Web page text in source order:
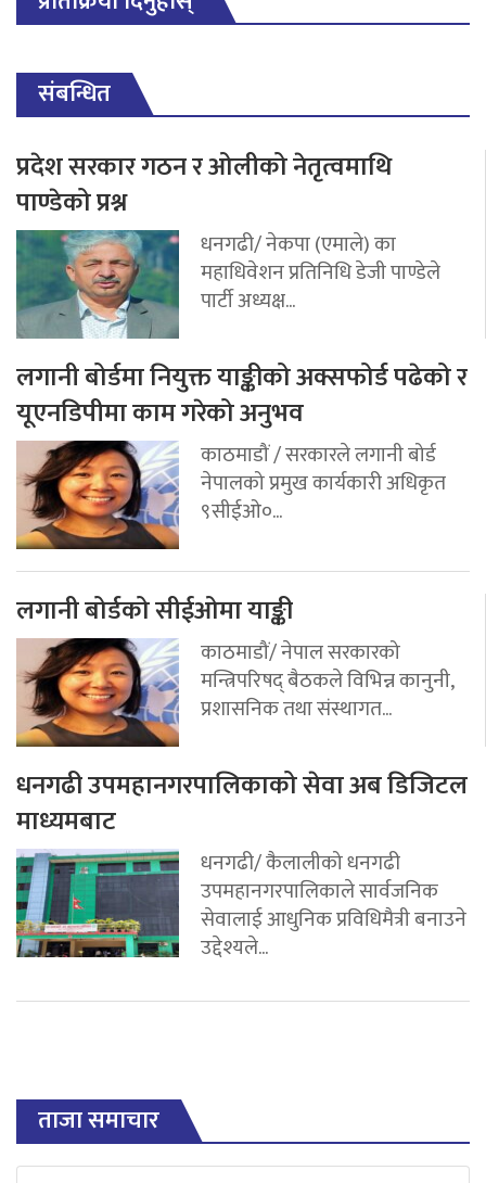
संबन्धित
प्रदेश सरकार गठन र ओलीको नेतृत्वमाथि
पाण्डेको प्रश्न
धनगढी/ नेकपा (एमाले) का
महाधिवेशन प्रतिनिधि डेजी पाण्डेले
पार्टी अध्यक्ष...
लगानी बोर्डमा नियुक्त याङ्कीको अक्सफोर्ड पढेको र
यूएनडिपीमा काम गरेको अनुभव
काठमाडौं / सरकारले लगानी बोर्ड
नेपालको प्रमुख कार्यकारी अधिकृत
९सीईओ०...
लगानी बोर्डको सीईओमा याङ्की
काठमाडौं/ नेपाल सरकारको
मन्त्रिपरिषद् बैठकले विभिन्न कानुनी,
प्रशासनिक तथा संस्थागत...
धनगढी उपमहानगरपालिकाको सेवा अब डिजिटल
माध्यमबाट
धनगढी/ कैलालीको धनगढी
उपमहानगरपालिकाले सार्वजनिक
सेवालाई आधुनिक प्रविधिमैत्री बनाउने
उद्देश्यले...
ताजा समाचार